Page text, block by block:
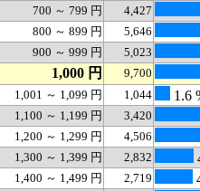
700 ～ 799 円
4,427
800 ～ 899 円
5,646
900 ～ 999 円
5,023
1,000 円
9,700
1,001 ～ 1,099 円
1,044 1.6
1,100 ～ 1,199 円
3,420
1,200 ～ 1,299 円
4,506
1,300 ～ 1,399 円
2,832
1,400 ～ 1,499 円 2,719